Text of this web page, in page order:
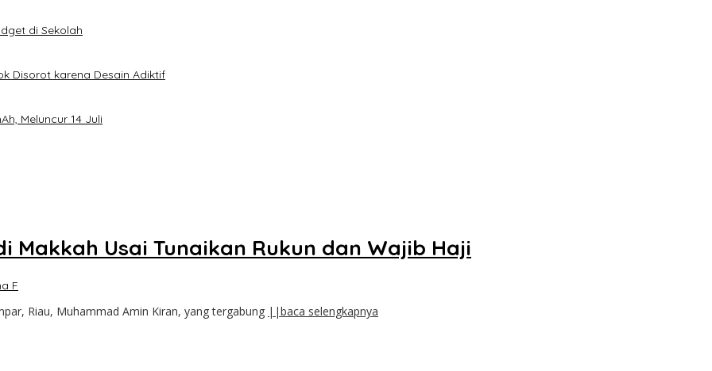
di Sekolah
Disorot karena Desain Adiktif
Meluncur 14 Juli
Usai Tunaikan Rukun dan Wajib Haji
F
Riau, Muhammad Amin Kiran, yang tergabung ||baca selengkapnya